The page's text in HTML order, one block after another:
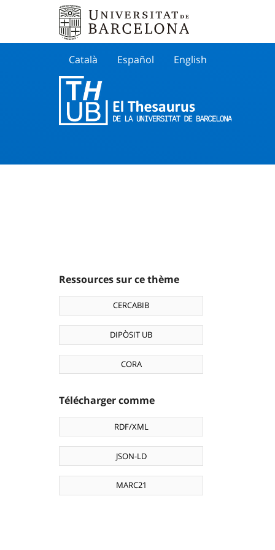
Català Español English
Ressources sur ce thème
CERCABIB
DIPÒSIT UB
CORA
Télécharger comme
RDF/XML
JSON-LD
MARC21